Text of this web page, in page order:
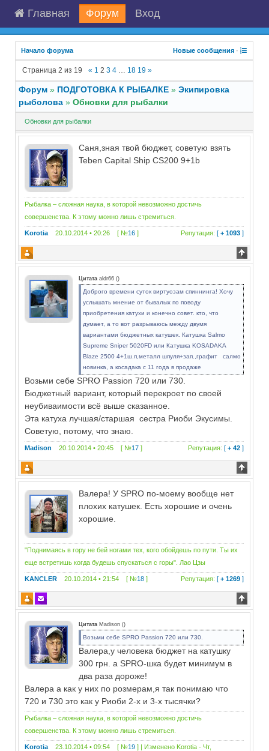
Главная Форум Вход
Начало форума Новые сообщения ·
Страница2 из 19 « 1 2 3 4 … 18 19 »
Форум » ПОДГОТОВКА К РЫБАЛКЕ » Экипировка
рыболова » Обновки для рыбалки
Обновки для рыбалки
Саня,зная твой бюджет, советую взять
Teben Capital Ship CS200 9+1b
Рыбалка – сложная наука, в которой невозможно достичь
совершенства. К этому можно лишь стремиться.
Korotia 20.10.2014 • 20:26 [ №16 ] Репутация: [+ 1093 ]
Цитата aldr66 ()
Доброго времени суток виртуозам спиннинга! Хочу
услышать мнение от бывалых по поводу
приобретения катухи и конечно совет. кто, что
думает, а то вот разрываюсь между двумя
вариантами бюджетных катушек. Катушка Salmo
Supreme Sniper 5020FD или Катушка KOSADAKA
Blaze 2500 4+1ш.п,металл шпуля+зап.,графит салмо
новинка, а косадака с 11 года в продаже
Возьми себе SPRO Passion 720 или 730.
Бюджетный вариант, который перекроет по своей
неубиваимости всё выше сказанное.
Эта катуха лучшая/старшая сестра Риоби Экусимы.
Советую, потому, что знаю.
Madison 20.10.2014 • 20:45 [ №17 ] Репутация: [+ 42 ]
Валера! У SPRO по-моему вообще нет
плохих катушек. Есть хорошие и очень
хорошие.
"Поднимаясь в гору не бей ногами тех, кого обойдешь по пути. Ты их
еще встретишь когда будешь спускаться с горы". Лао Цзы
KANCLER 20.10.2014 • 21:54 [ №18 ] Репутация: [+ 1269 ]
Цитата Madison ()
Возьми себе SPRO Passion 720 или 730.
Валера,у человека бюджет на катушку
300 грн. а SPRO-шка будет минимум в
два раза дороже!
Валера а как у них по розмерам,я так понимаю что
720 и 730 это как у Риоби 2-х и 3-х тысячки?
Рыбалка – сложная наука, в которой невозможно достичь
совершенства. К этому можно лишь стремиться.
Korotia 23.10.2014 • 09:54 [ №19 ] | Изменено Korotia -Чт,